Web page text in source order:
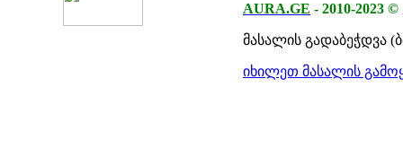
AURA.GE - 2010-2023 ©
მასალის გადაბეჭდვა
იხილეთ მასალის